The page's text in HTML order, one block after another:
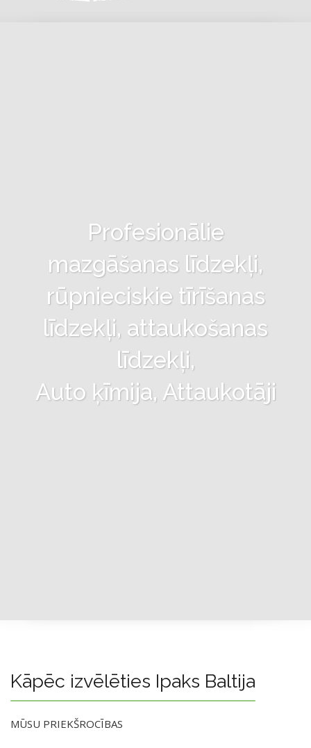
Profesionālie
mazgāšanas līdzekļi,
rūpnieciskie tīrīšanas
līdzekļi, attaukošanas
līdzekļi,
Auto ķīmija, Attaukotāji
Kāpēc izvēlēties Ipaks Baltija
MŪSU PRIEKŠROCĪBAS